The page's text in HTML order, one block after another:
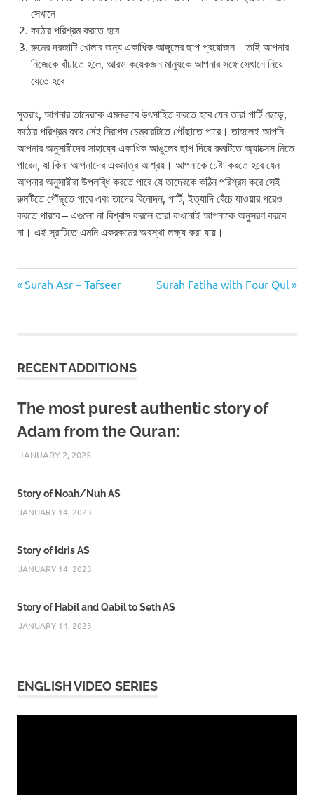
সেখানে
কঠোর পরিশ্রম করতে হবে
রুমের দরজাটি খোলার জন্য একাধিক আঙ্গুলের ছাপ প্রয়োজন – তাই আপনার
নিজেকে বাঁচাতে হলে, আরও কয়েকজন মানুষকে আপনার সঙ্গে সেখানে নিয়ে
যেতে হবে
সুতরাং, আপনার তাদেরকে এমনভাবে উৎসাহিত করতে হবে যেন তারা পার্টি ছেড়ে,
কঠোর পরিশ্রম করে সেই নিরাপদ চেম্বারটিতে পৌঁছাতে পারে। তাহলেই আপনি
আপনার অনুসারীদের সাহায্যে একাধিক আঙুলের ছাপ দিয়ে রুমটিতে অ্যাক্সেস নিতে
পারেন, যা কিনা আপনাদের একমাত্র আশ্রয়। আপনাকে চেষ্টা করতে হবে যেন
আপনার অনুসারীরা উপলব্ধি করতে পারে যে তাদেরকে কঠিন পরিশ্রম করে সেই
রুমটিতে পৌঁছুতে পারে এবং তাদের বিনোদন, পার্টি, ইত্যাদি বেঁচে যাওয়ার পরেও
করতে পারবে – এগুলো না বিশ্বাস করলে তারা কখনোই আপনাকে অনুসরণ করবে
না। এই সূরাটিতে এমনি একরকমের অবস্থা লক্ষ্য করা যায়।
Post
Previous
Post:
Surah Asr – Tafseer
Next
Post:
Surah Fatiha with Four Qul
RECENT ADDITIONS
The most purest authentic story of
Adam from the Quran:
JANUARY 2, 2025REZWAN MAHBUB
Story of Noah/Nuh AS
JANUARY 14, 2023
Story of Idris AS
JANUARY 14, 2023
Story of Habil and Qabil to Seth AS
JANUARY 14, 2023
ENGLISH VIDEO SERIES